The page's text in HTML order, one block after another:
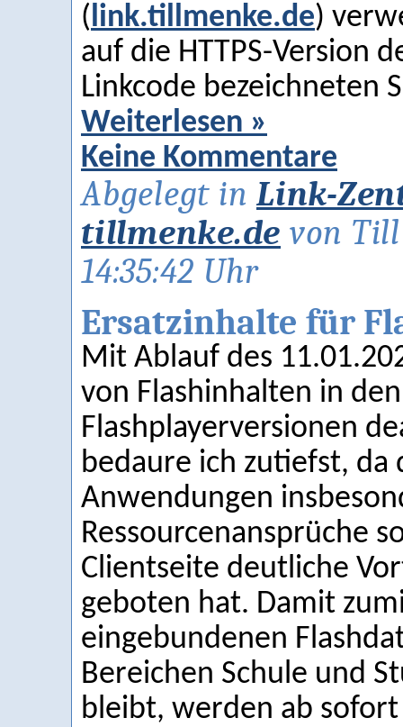
(link.tillmenke.de)
auf die HTTPS-Version
Linkcode bezeichneten
Weiterlesen »
Keine Kommentare
Abgelegt inLink-
tillmenke.de von Till
14:35:42 Uhr
Ersatzinhalte für
Mit Ablauf des
von Flashinhalten in
Flashplayerversionen
bedaure ich zutiefst, da
Anwendungen
Ressourcenansprüche
Clientseite deutliche
geboten hat. Damit
eingebundenen
Bereichen Schule und
bleibt, werden ab